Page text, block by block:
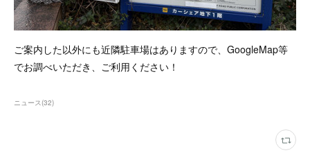
ご案内した以外にも近隣駐車場はありますので、GoogleMap等
でお調べいただき、ご利用ください！
ニュース(32)